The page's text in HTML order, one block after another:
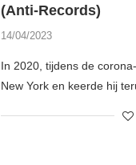
(Anti-Records)
14/04/2023
In 2020, tijdens de
New York en keerde hij